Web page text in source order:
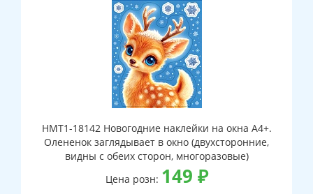
НМТ1-18142 Новогодние наклейки на окна А4+.
Олененок заглядывает в окно (двухсторонние,
видны с обеих сторон, многоразовые)
Цена розн: 149 ₽